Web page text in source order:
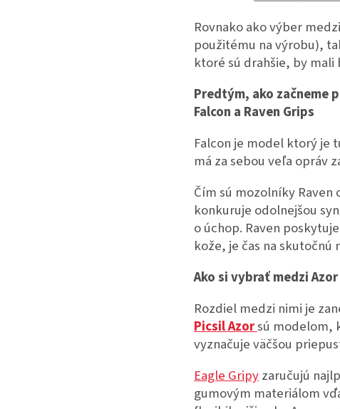
Rovnako ako výber
použitému na výrobu),
ktoré sú drahšie, by mali
Predtým, ako začneme
Falcon a Raven Grips
Falcon je model ktorý je
má za sebou veľa opráv
Čím sú mozolníky
konkuruje odolnejšou
o úchop. Raven
kože, je čas na skutočnú
Ako si vybrať medzi
Rozdiel medzi nimi je
Picsil Azorsú modelom,
vyznačuje väčšou
Eagle Gripyzaručujú
gumovým materiálom